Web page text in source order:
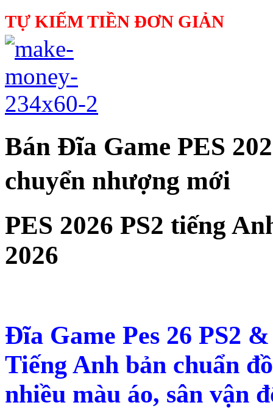
TỰ KIẾM TIỀN ĐƠN GIẢN
Bán Đĩa Game PES
chuyển nhượng mới
PES 2026 PS2 tiếng
2026
Đĩa Game Pes 26 PS2
Tiếng Anh bản chuẩn
nhiều màu áo, sân vận